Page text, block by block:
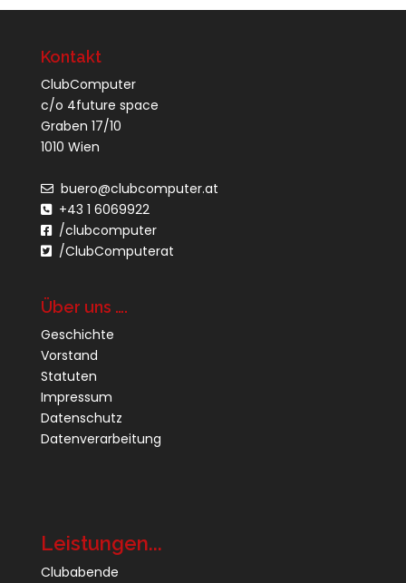
Kontakt
ClubComputer
c/o 4future space
Graben 17/10
1010 Wien
buero@clubcomputer.at
+43 1 6069922
/clubcomputer
/ClubComputerat
Über uns ….
Geschichte
Vorstand
Statuten
Impressum
Datenschutz
Datenverarbeitung
Leistungen...
Clubabende